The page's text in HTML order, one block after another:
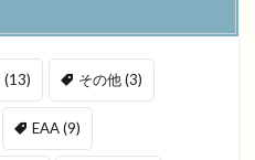
(13) その他(3)
EAA(9)